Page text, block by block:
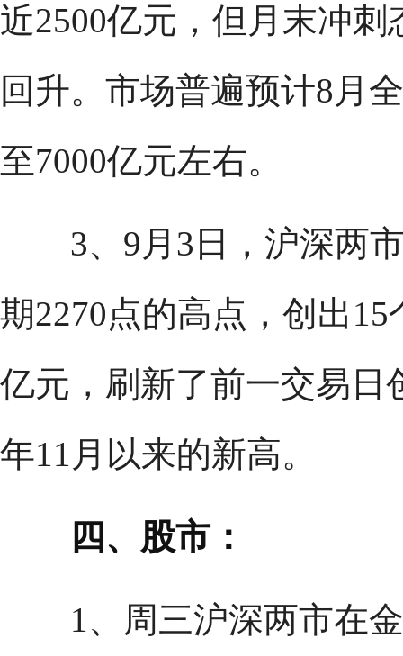
近2500亿元，但月末冲
回升。市场普遍预计8月
至7000亿元左右。
3、9月3日，沪深两市
期2270点的高点，创出
亿元，刷新了前一交易日
年11月以来的新高。
四、股市：
1、周三沪深两市在金